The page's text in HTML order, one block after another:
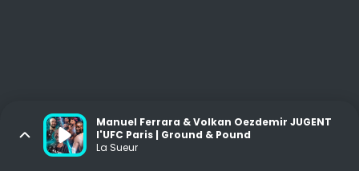
Manuel Ferrara & Volkan Oezdemir JUGENT
l'UFC Paris | Ground & Pound
La Sueur